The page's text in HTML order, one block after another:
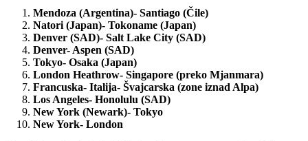
WhatsApp
Mendoza (Argentina)- Santiago (Čile)
Natori (Japan)- Tokoname (Japan)
Denver (SAD)- Salt Lake City (SAD)
Denver- Aspen (SAD)
Tokyo- Osaka (Japan)
London Heathrow- Singapore (preko Mjanmara)
Francuska- Italija- Švajcarska (zone iznad Alpa)
Los Angeles- Honolulu (SAD)
New York (Newark)- Tokyo
New York- London